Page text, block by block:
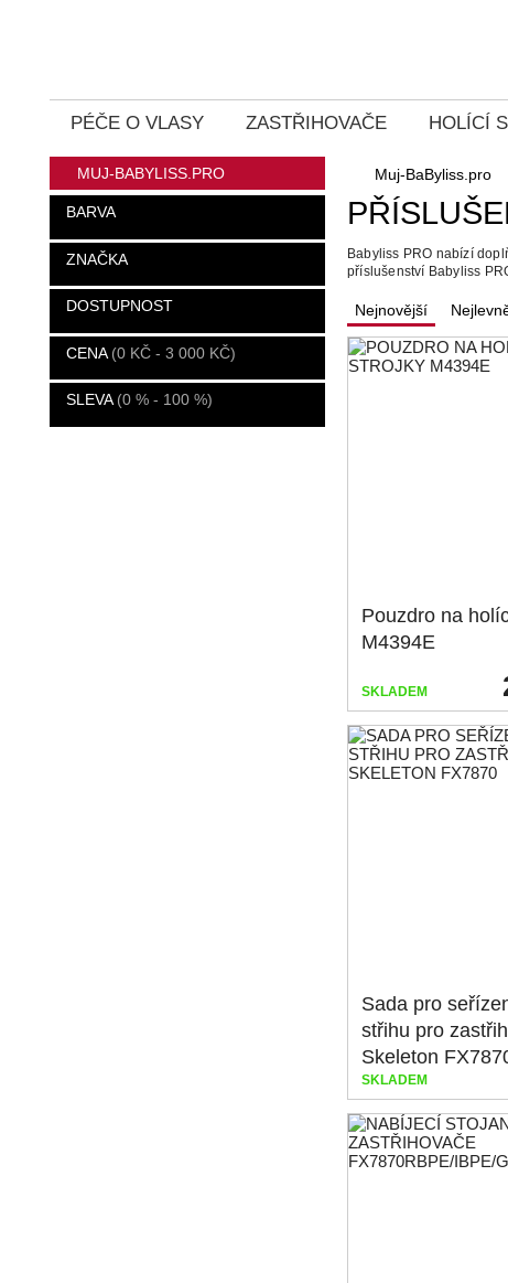
PÉČE O VLASY ZASTŘIHOVAČE HOLÍCÍ
MUJ-BABYLISS.PRO Muj-BaByliss.pro
BARVA
ZNAČKA
DOSTUPNOST
CENA 0 KČ - 3 000 KČ
SLEVA 0 % - 100 %
Babyliss PRO nabízí
příslušenství Babyliss
Nejnovější
Pouzdro na
M4394E
SKLADEM
Sada pro
střihu pro
Skeleton
SKLADEM